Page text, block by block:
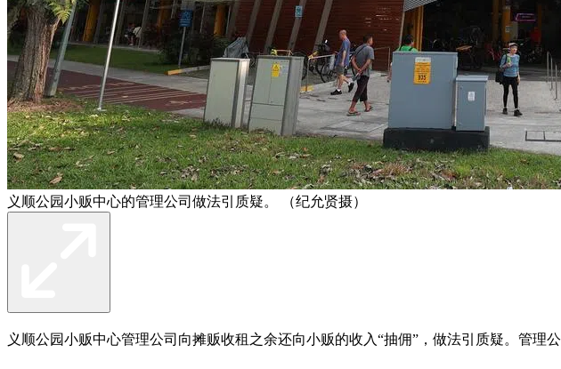
义顺公园小贩中心的管理公司做法引质疑。 （纪允贤摄）
义顺公园小贩中心管理公司向摊贩收租之余还向小贩的收入“抽佣”，做法引质疑。管理